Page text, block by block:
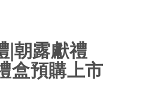
|朝露獻禮
盒預購上市